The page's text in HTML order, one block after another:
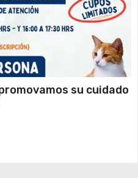
su cuidado